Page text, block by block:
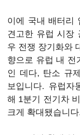
이에 국내 배터리
견고한 유럽 시장
우 전쟁 장기화와
향으로 유럽 내 전
인 데다, 탄소 규
보입니다. 유럽자
해 1분기 전기차
크게 확대됐습니